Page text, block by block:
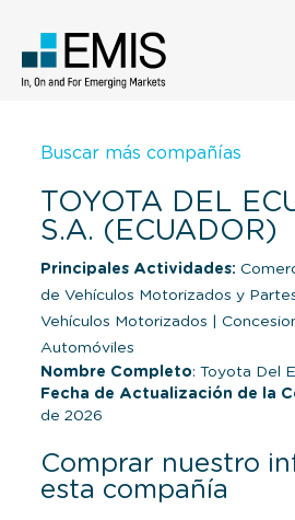
Buscar más compañías
TOYOTA DEL
S.A. (ECUADOR)
Principales Actividades:
de Vehículos Motorizados y
Vehículos Motorizados
Automóviles
Nombre Completo: Toyota Del
Fecha de Actualización de la
de 2026
Comprar nuestro
esta compañía